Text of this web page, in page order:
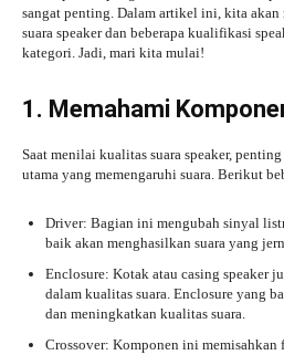
sangat penting. Dalam artikel ini, kita akan
suara speaker dan beberapa kualifikasi
kategori. Jadi, mari kita mulai!
1. Memahami
Saat menilai kualitas suara speaker,
utama yang memengaruhi suara. Berikut
Driver: Bagian ini mengubah sinyal
baik akan menghasilkan suara yang
Enclosure: Kotak atau casing speaker
dalam kualitas suara. Enclosure yang
dan meningkatkan kualitas suara.
Crossover: Komponen ini memisahkan